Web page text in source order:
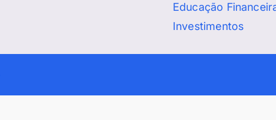
Educação
Investimentos